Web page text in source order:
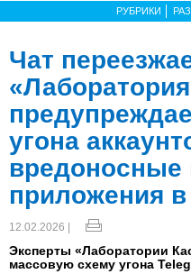
РУБРИКИ
Чат
угона
вредоносные
приложения в
12.02.2026 |
Эксперты «Лаборатории
массовую схему угона